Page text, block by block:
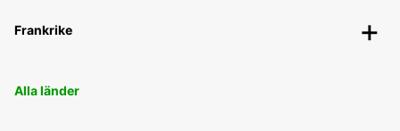
Frankrike
Alla länder